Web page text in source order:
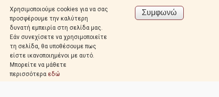
Χρησιμοποιούμε cookies για να σας
προσφέρουμε την καλύτερη
δυνατή εμπειρία στη σελίδα μας.
Εάν συνεχίσετε να χρησιμοποιείτε
τη σελίδα, θα υποθέσουμε πως
είστε ικανοποιημένοι με αυτό.
Μπορείτε να μάθετε
περισσότερα εδώ